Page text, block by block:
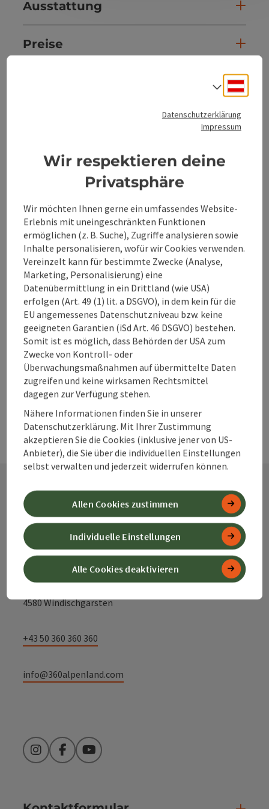
Ausstattung
Preise
Mehr Entdecken
Beitrag merken
zum Merkzettel
PDF erstellen
Beitrag drucken
In der Nähe
powered by TOURDATA Änderung vorschlagen
Kontakt
Alpenland Tourismus GmbH
4580 Windischgarsten
+43 50 360 360 360
info@360alpenland.com
InstagramFacebookYouTube
Datenschutzerklärung
Impressum
Wir respektieren deine
Privatsphäre
Wir möchten Ihnen gerne ein umfassendes Website-
Erlebnis mit uneingeschränkten Funktionen
ermöglichen (z. B. Suche), Zugriffe analysieren sowie
Inhalte personalisieren, wofür wir Cookies verwenden.
Vereinzelt kann für bestimmte Zwecke (Analyse,
Marketing, Personalisierung) eine
Datenübermittlung in ein Drittland (wie USA)
erfolgen (Art. 49 (1) lit. a DSGVO), in dem kein für die
EU angemessenes Datenschutzniveau bzw. keine
geeigneten Garantien (iSd Art. 46 DSGVO) bestehen.
Somit ist es möglich, dass Behörden der USA zum
Zwecke von Kontroll- oder
Überwachungsmaßnahmen auf übermittelte Daten
zugreifen und keine wirksamen Rechtsmittel
dagegen zur Verfügung stehen.
Nähere Informationen finden Sie in unserer
Datenschutzerklärung. Mit Ihrer Zustimmung
akzeptieren Sie die Cookies (inklusive jener von US-
Anbieter), die Sie über die individuellen Einstellungen
selbst verwalten und jederzeit widerrufen können.
Alle Cookies deaktivieren
Individuelle Einstellungen
Allen Cookies zustimmen